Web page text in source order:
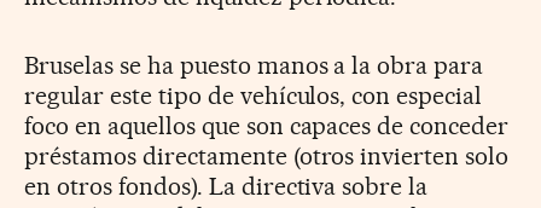
Bruselas se ha puesto manos a la obra para
regular este tipo de vehículos, con especial
foco en aquellos que son capaces de conceder
préstamos directamente (otros invierten solo
en otros fondos). La directiva sobre la